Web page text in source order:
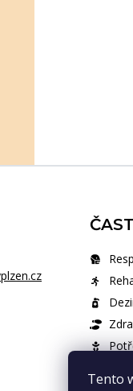
Tento